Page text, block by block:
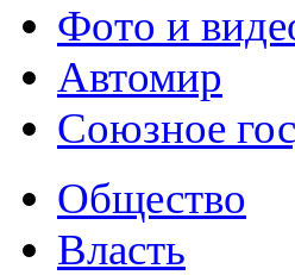
Фото и
Автомир
Союзное
Общество
Власть